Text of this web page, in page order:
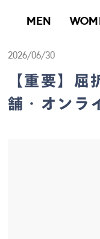
MEN
折率1.74レンズ納期延長の
2026/06/30
【重要】
舗・オンラ